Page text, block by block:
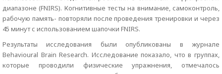
диапазоне (FNIRS). Когнитивные тесты на внимание, самоконтроль,
рабочую память- повторяли после проведения тренировки и через
45 минут с использованием шапочки FNIRS.
Результаты исследования были опубликованы в журнале
Behavioural Brain Research. Исследование показало, что в группах,
которые проводили физические упражнения, отмечалось